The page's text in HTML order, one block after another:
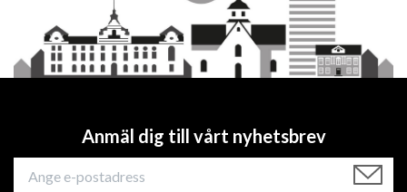
Anmäl dig till vårt nyhetsbrev